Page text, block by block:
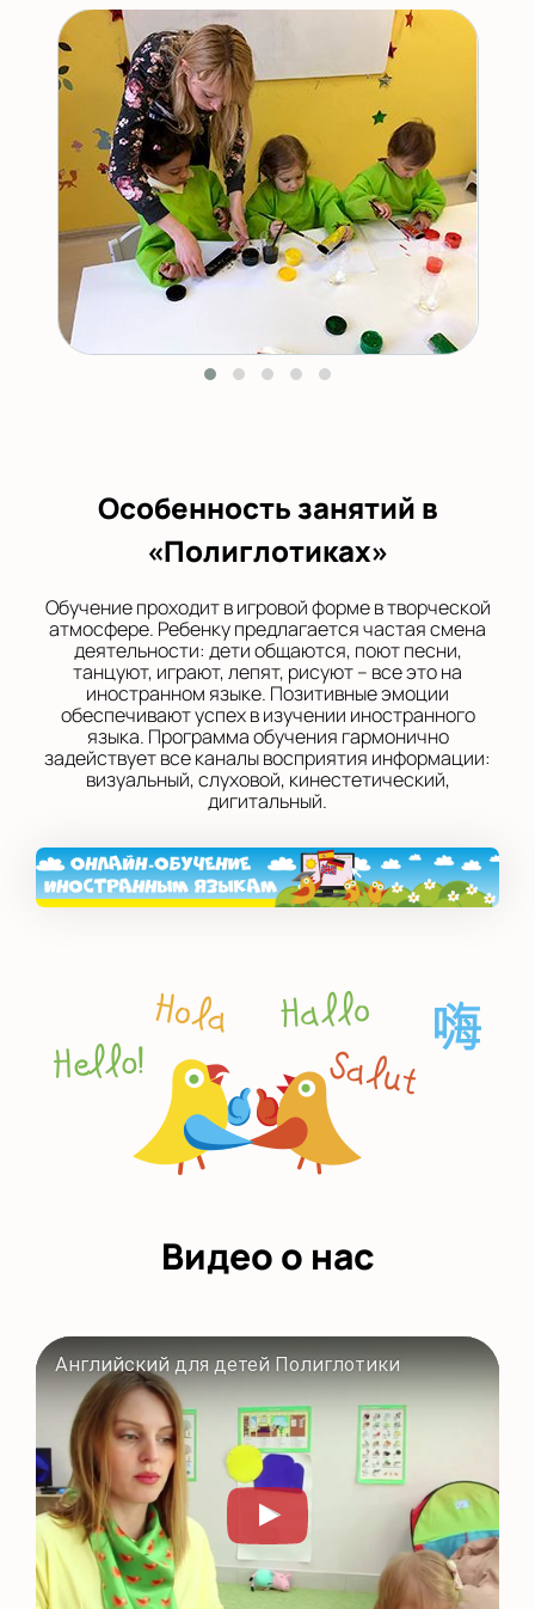
Особенность занятий в
«Полиглотиках»
Обучение проходит в игровой форме в творческой
атмосфере. Ребенку предлагается частая смена
деятельности: дети общаются, поют песни,
танцуют, играют, лепят, рисуют – все это на
иностранном языке. Позитивные эмоции
обеспечивают успех в изучении иностранного
языка. Программа обучения гармонично
задействует все каналы восприятия информации:
визуальный, слуховой, кинестетический,
дигитальный.
Видео о нас
Английский для детей Полиглотики